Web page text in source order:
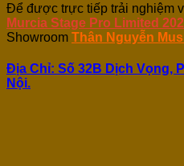
Để được trực tiếp trải nghiệm
Murcia Stage Pro Limited
Showroom Thân Nguyễn
Địa Chỉ: Số 32B Dịch Vọng,
Nội.